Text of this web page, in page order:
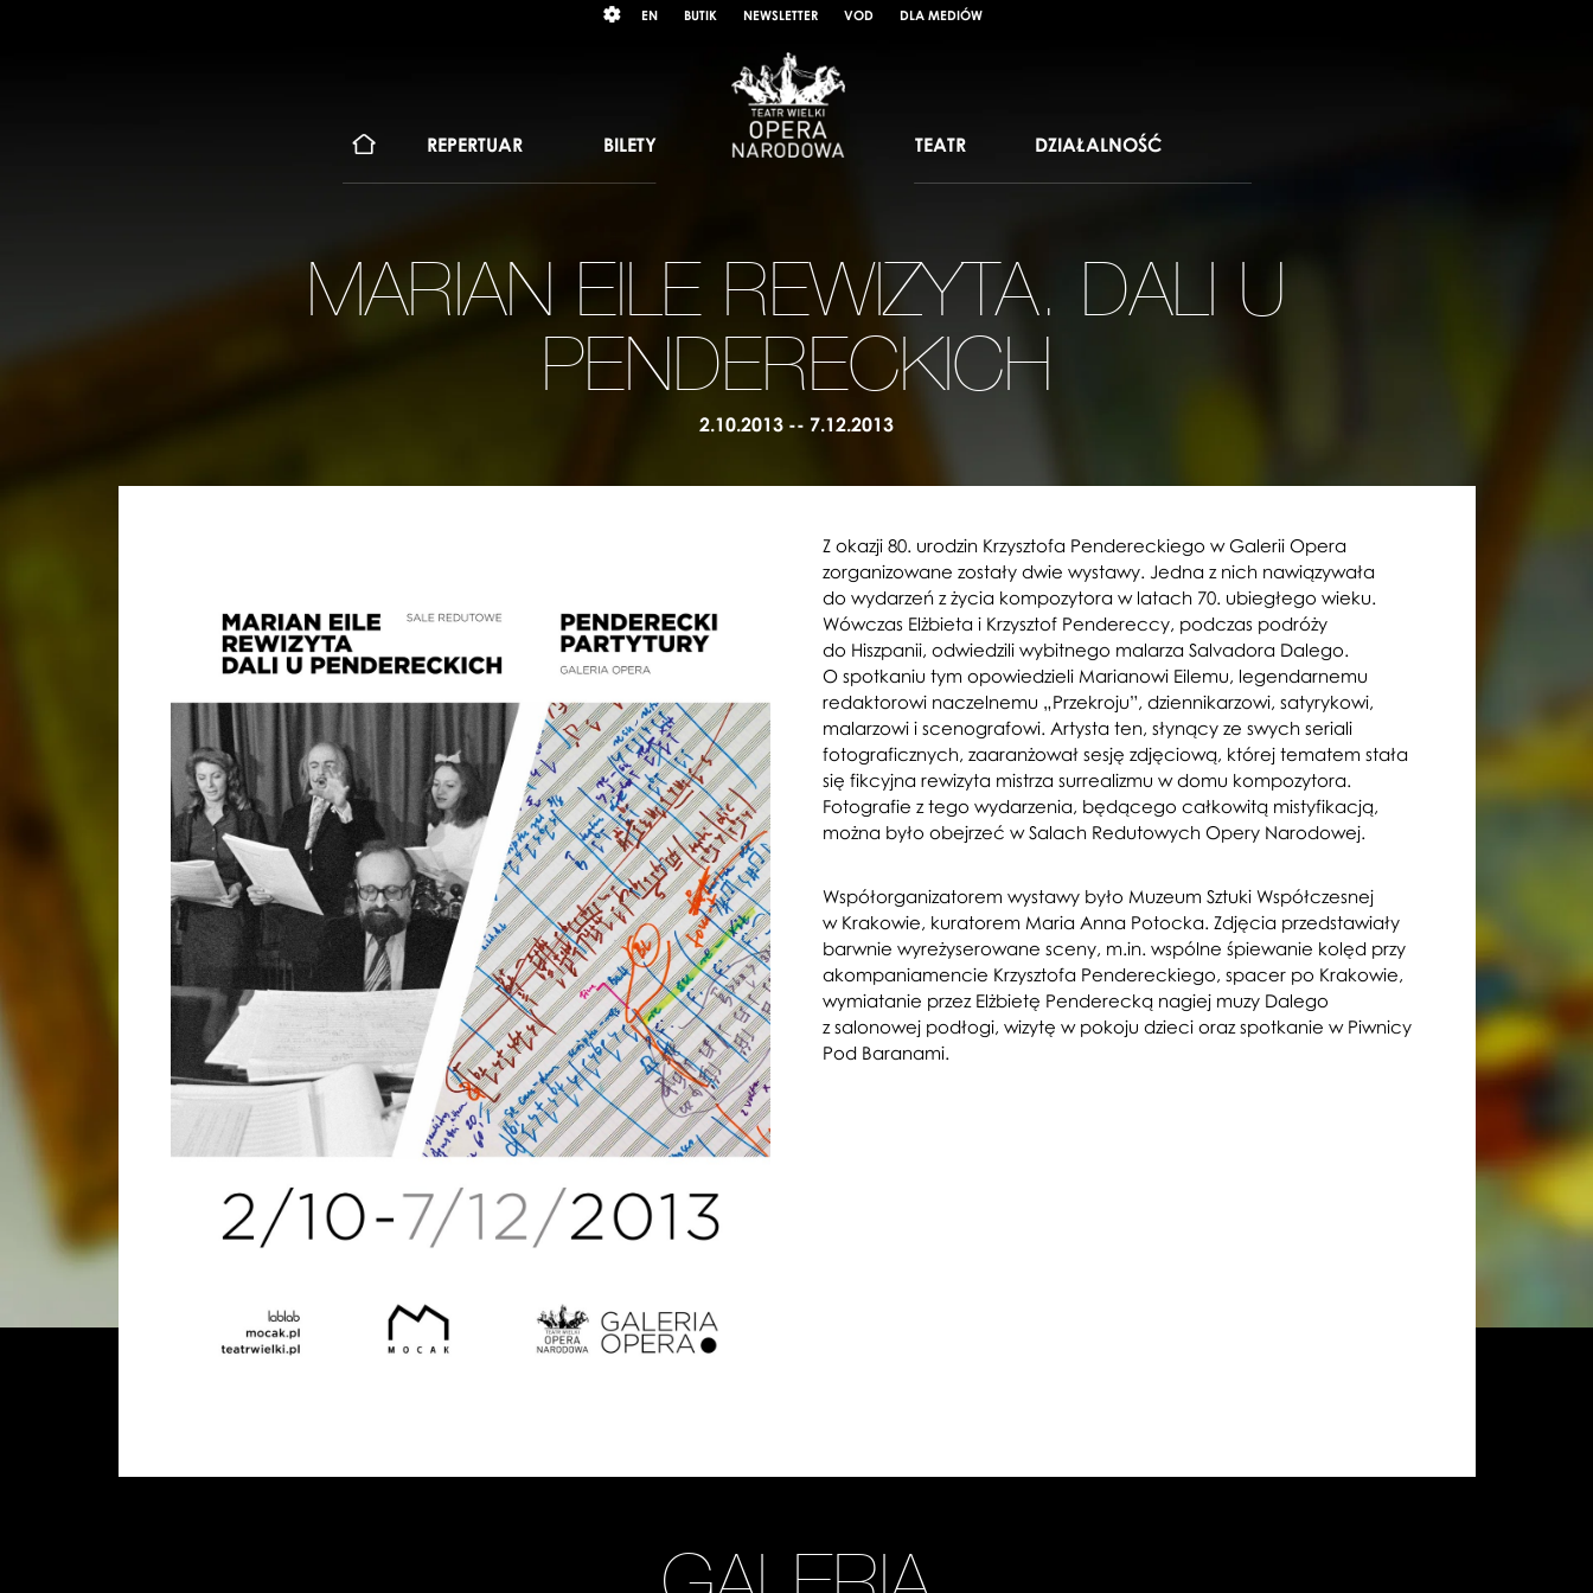
język
EN BUTIK NEWSLETTER VOD DLA MEDIÓW
REPERTUAR BILETY TEATR DZIAŁALNOŚĆ
MARIAN EILE REWIZYTA. DALI U
PENDERECKICH
2.10.2013 -- 7.12.2013
Z okazji 80. urodzin Krzysztofa Pendereckiego w Galerii Opera
zorganizowane zostały dwie wystawy. Jedna z nich nawiązywała
do wydarzeń z życia kompozytora w latach 70. ubiegłego wieku.
Wówczas Elżbieta i Krzysztof Pendereccy, podczas podróży
do Hiszpanii, odwiedzili wybitnego malarza Salvadora Dalego.
O spotkaniu tym opowiedzieli Marianowi Eilemu, legendarnemu
redaktorowi naczelnemu „Przekroju”, dziennikarzowi, satyrykowi,
malarzowi i scenografowi. Artysta ten, słynący ze swych seriali
fotograficznych, zaaranżował sesję zdjęciową, której tematem stała
się fikcyjna rewizyta mistrza surrealizmu w domu kompozytora.
Fotografie z tego wydarzenia, będącego całkowitą mistyfikacją,
można było obejrzeć w Salach Redutowych Opery Narodowej.
Współorganizatorem wystawy było Muzeum Sztuki Współczesnej
w Krakowie, kuratorem Maria Anna Potocka. Zdjęcia przedstawiały
barwnie wyreżyserowane sceny, m.in. wspólne śpiewanie kolęd przy
akompaniamencie Krzysztofa Pendereckiego, spacer po Krakowie,
wymiatanie przez Elżbietę Penderecką nagiej muzy Dalego
z salonowej podłogi, wizytę w pokoju dzieci oraz spotkanie w Piwnicy
Pod Baranami.